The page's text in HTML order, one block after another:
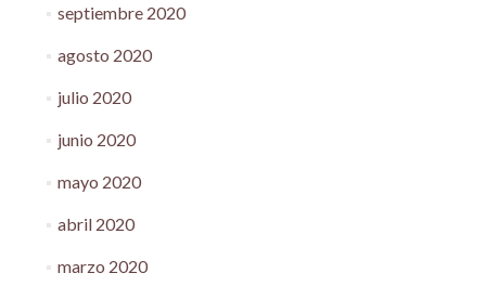
septiembre 2020
agosto 2020
julio 2020
junio 2020
mayo 2020
abril 2020
marzo 2020